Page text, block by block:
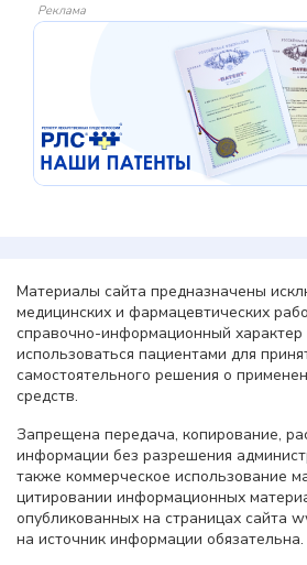
Реклама
Материалы сайта предназначены
медицинских и фармацевтических
справочно-информационный
использоваться пациентами для
самостоятельного решения о
средств.
Запрещена передача, копирование,
информации без разрешения
также коммерческое использование
цитировании информационных
опубликованных на страницах сайта
на источник информации обязательна.